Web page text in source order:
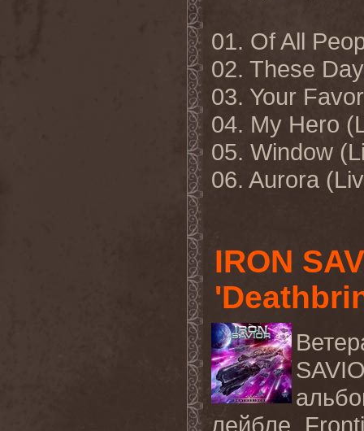
01. Of All
02. These
03. Your
04. My Hero
05. Window
06. Aurora (
IRON
лейбле